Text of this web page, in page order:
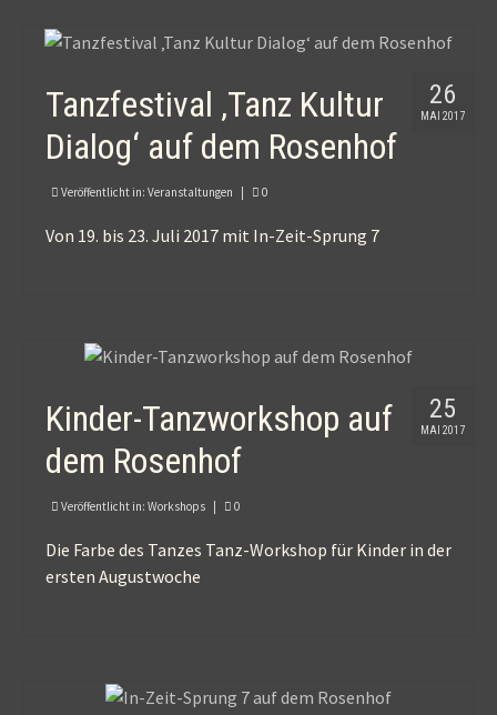
26
MAI 2017
Tanzfestival ‚Tanz Kultur
Dialog‘ auf dem Rosenhof
Veröffentlicht in: Veranstaltungen | 0
Von 19. bis 23. Juli 2017 mit In-Zeit-Sprung 7
25
MAI 2017
Kinder-Tanzworkshop auf
dem Rosenhof
Veröffentlicht in: Workshops | 0
Die Farbe des Tanzes Tanz-Workshop für Kinder in der
ersten Augustwoche